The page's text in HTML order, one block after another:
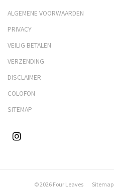
ALGEMENE VOORWAARDEN
PRIVACY
VEILIG BETALEN
VERZENDING
DISCLAIMER
COLOFON
SITEMAP
© 2026 Four Leaves Sitemap